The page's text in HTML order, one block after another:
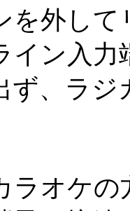
を外し
イン入
ず、ラジ
ラオケ